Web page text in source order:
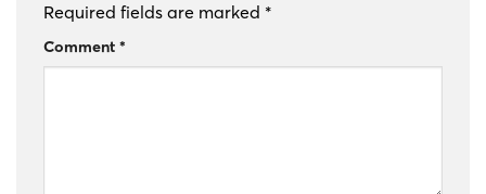
Required fields are marked *
Comment *